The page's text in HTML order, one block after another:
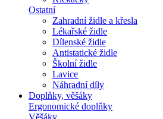
Ostatní
Zahradní židle a křesla
Lékařské židle
Dílenské židle
Antistatické židle
Školní židle
Lavice
Náhradní díly
Doplňky, věšáky
Ergonomické doplňky
Věšáky